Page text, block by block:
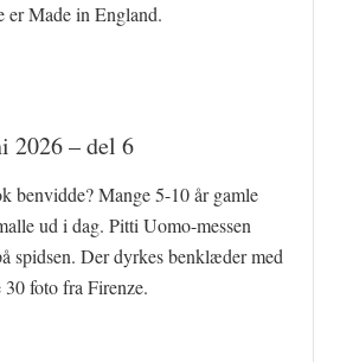
Made in England.
2026 – del 6
benvidde? Mange 5-10 år gamle
ud i dag. Pitti Uomo-messen
spidsen. Der dyrkes benklæder med
foto fra Firenze.